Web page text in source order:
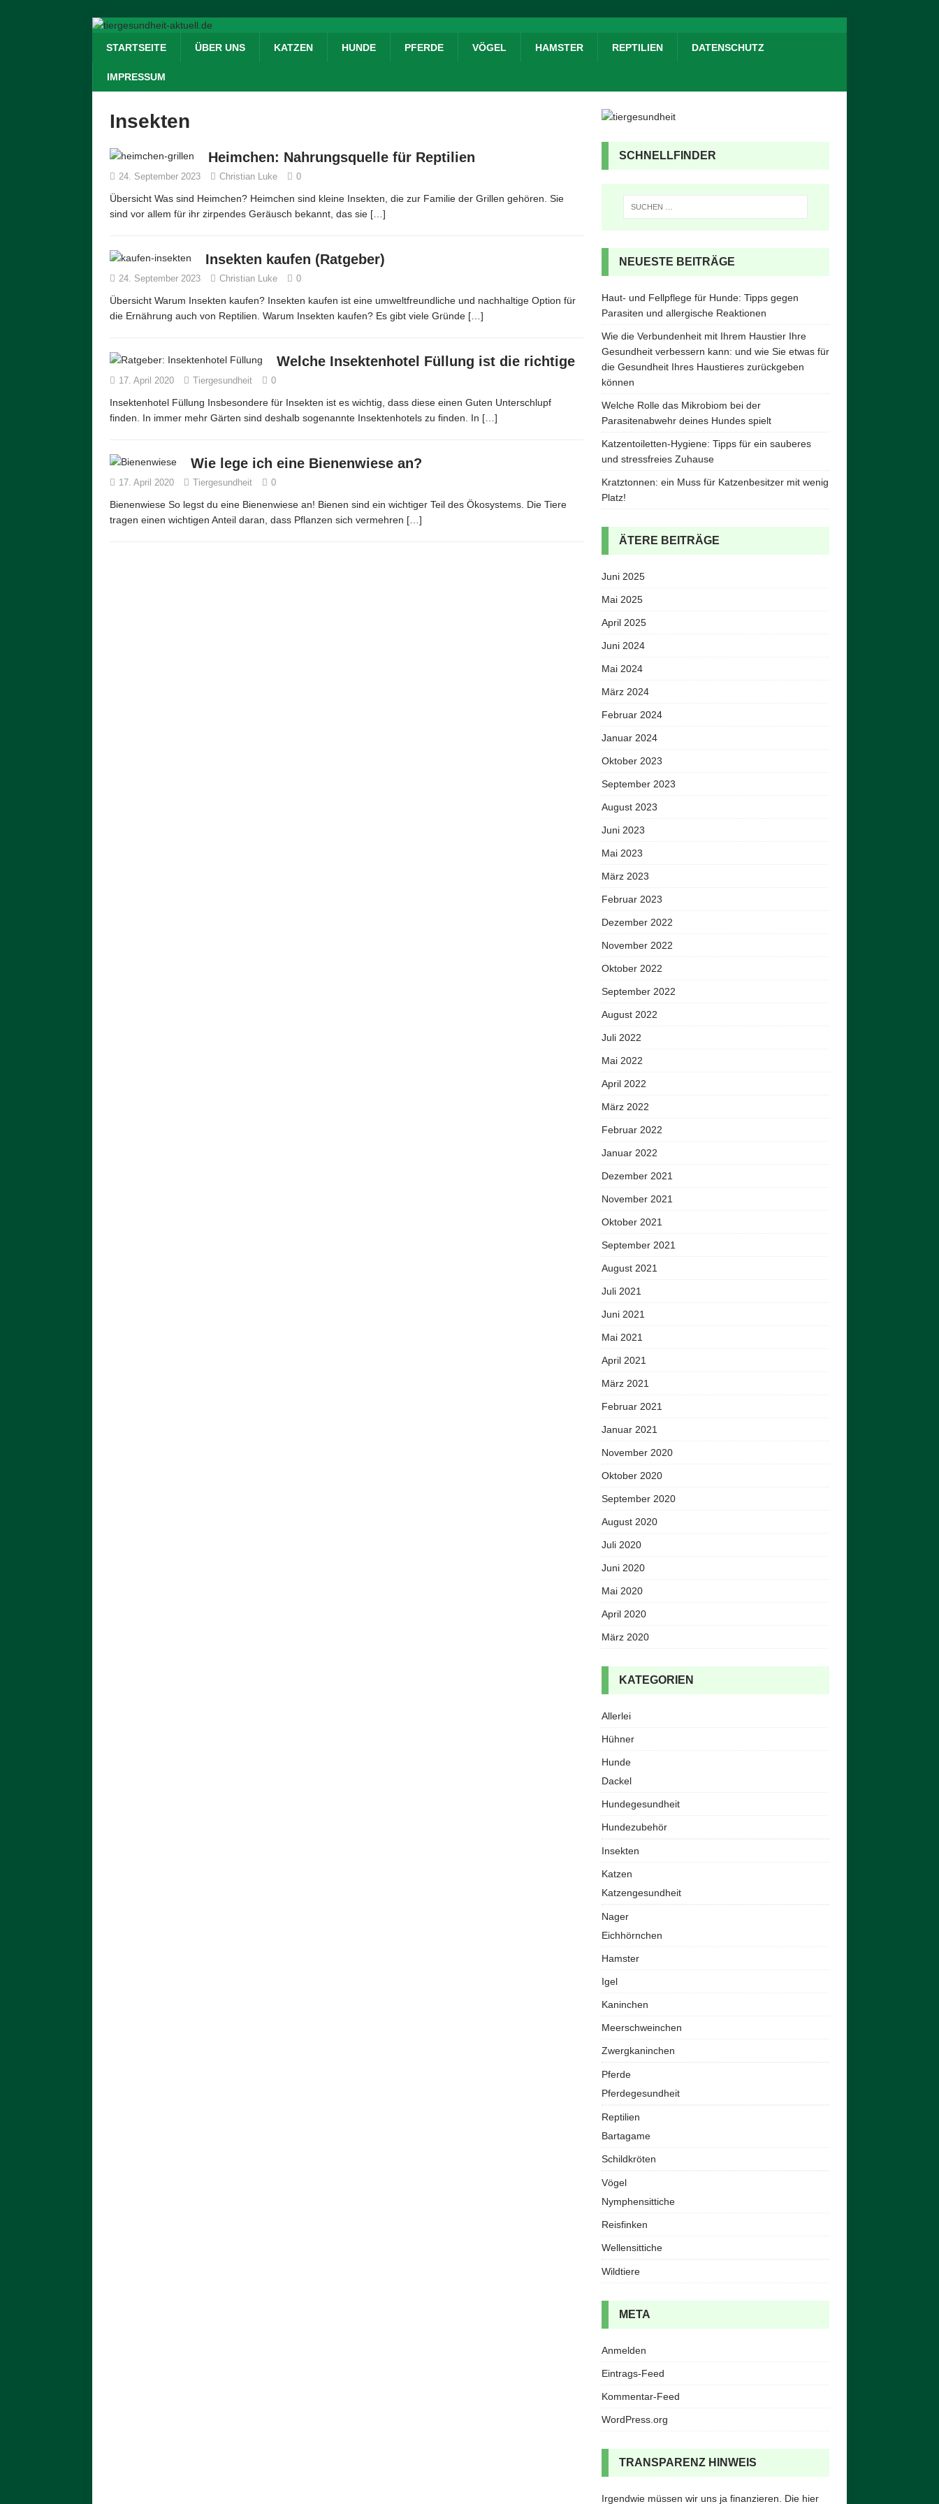
STARTSEITE ÜBER UNS KATZEN HUNDE PFERDE VÖGEL HAMSTER REPTILIEN DATENSCHUTZ
IMPRESSUM
Insekten
Heimchen: Nahrungsquelle für Reptilien
24. September 2023 Christian Luke 0
Übersicht Was sind Heimchen? Heimchen sind kleine Insekten, die zur Familie der Grillen gehören. Sie
sind vor allem für ihr zirpendes Geräusch bekannt, das sie […]
Insekten kaufen (Ratgeber)
24. September 2023 Christian Luke 0
Übersicht Warum Insekten kaufen? Insekten kaufen ist eine umweltfreundliche und nachhaltige Option für
die Ernährung auch von Reptilien. Warum Insekten kaufen? Es gibt viele Gründe […]
Welche Insektenhotel Füllung ist die richtige
17. April 2020 Tiergesundheit 0
Insektenhotel Füllung Insbesondere für Insekten ist es wichtig, dass diese einen Guten Unterschlupf
finden. In immer mehr Gärten sind deshalb sogenannte Insektenhotels zu finden. In […]
Wie lege ich eine Bienenwiese an?
17. April 2020 Tiergesundheit 0
Bienenwiese So legst du eine Bienenwiese an! Bienen sind ein wichtiger Teil des Ökosystems. Die Tiere
tragen einen wichtigen Anteil daran, dass Pflanzen sich vermehren […]
SCHNELLFINDER
NEUESTE BEITRÄGE
Haut- und Fellpflege für Hunde: Tipps gegen
Parasiten und allergische Reaktionen
Wie die Verbundenheit mit Ihrem Haustier Ihre
Gesundheit verbessern kann: und wie Sie etwas für
die Gesundheit Ihres Haustieres zurückgeben
können
Welche Rolle das Mikrobiom bei der
Parasitenabwehr deines Hundes spielt
Katzentoiletten-Hygiene: Tipps für ein sauberes
und stressfreies Zuhause
Kratztonnen: ein Muss für Katzenbesitzer mit wenig
Platz!
ÄTERE BEITRÄGE
Juni 2025
Mai 2025
April 2025
Juni 2024
Mai 2024
März 2024
Februar 2024
Januar 2024
Oktober 2023
September 2023
August 2023
Juni 2023
Mai 2023
März 2023
Februar 2023
Dezember 2022
November 2022
Oktober 2022
September 2022
August 2022
Juli 2022
Mai 2022
April 2022
März 2022
Februar 2022
Januar 2022
Dezember 2021
November 2021
Oktober 2021
September 2021
August 2021
Juli 2021
Juni 2021
Mai 2021
April 2021
März 2021
Februar 2021
Januar 2021
November 2020
Oktober 2020
September 2020
August 2020
Juli 2020
Juni 2020
Mai 2020
April 2020
März 2020
KATEGORIEN
Allerlei
Hühner
Hunde
Dackel
Hundegesundheit
Hundezubehör
Insekten
Katzen
Katzengesundheit
Nager
Eichhörnchen
Hamster
Igel
Kaninchen
Meerschweinchen
Zwergkaninchen
Pferde
Pferdegesundheit
Reptilien
Bartagame
Schildkröten
Vögel
Nymphensittiche
Reisfinken
Wellensittiche
Wildtiere
META
Anmelden
Eintrags-Feed
Kommentar-Feed
WordPress.org
TRANSPARENZ HINWEIS
Irgendwie müssen wir uns ja finanzieren. Die hier